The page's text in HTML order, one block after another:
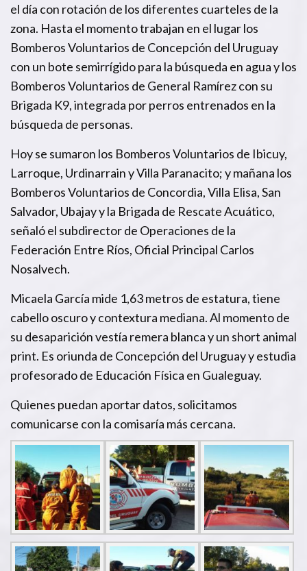
el día con rotación de los diferentes cuarteles de la
zona. Hasta el momento trabajan en el lugar los
Bomberos Voluntarios de Concepción del Uruguay
con un bote semirrígido para la búsqueda en agua y los
Bomberos Voluntarios de General Ramírez con su
Brigada K9, integrada por perros entrenados en la
búsqueda de personas.
Hoy se sumaron los Bomberos Voluntarios de Ibicuy,
Larroque, Urdinarrain y Villa Paranacito; y mañana los
Bomberos Voluntarios de Concordia, Villa Elisa, San
Salvador, Ubajay y la Brigada de Rescate Acuático,
señaló el subdirector de Operaciones de la
Federación Entre Ríos, Oficial Principal Carlos
Nosalvech.
Micaela García mide 1,63 metros de estatura, tiene
cabello oscuro y contextura mediana. Al momento de
su desaparición vestía remera blanca y un short animal
print. Es oriunda de Concepción del Uruguay y estudia
profesorado de Educación Física en Gualeguay.
Quienes puedan aportar datos, solicitamos
comunicarse con la comisaría más cercana.